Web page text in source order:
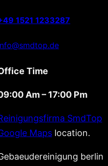
1521 1233287
Time
Am – 17:00 Pm
SmdTop
Maps location.
berlin